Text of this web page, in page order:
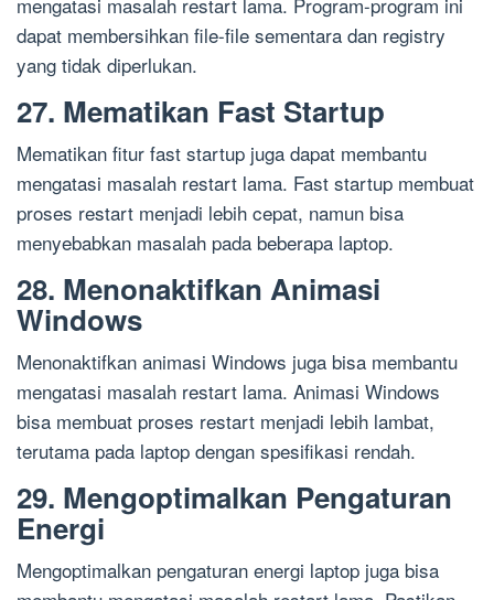
dapat membersihkan file-file sementara dan registry
yang tidak diperlukan.
27. Mematikan Fast Startup
Mematikan fitur fast startup juga dapat membantu
mengatasi masalah restart lama. Fast startup membuat
proses restart menjadi lebih cepat, namun bisa
menyebabkan masalah pada beberapa laptop.
28. Menonaktifkan Animasi
Windows
Menonaktifkan animasi Windows juga bisa membantu
mengatasi masalah restart lama. Animasi Windows
bisa membuat proses restart menjadi lebih lambat,
terutama pada laptop dengan spesifikasi rendah.
29. Mengoptimalkan Pengaturan
Energi
Mengoptimalkan pengaturan energi laptop juga bisa